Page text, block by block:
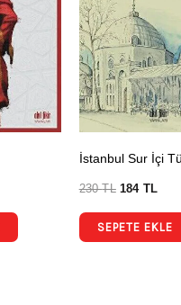
İstanbul Sur İçi
230TL 184 TL
SEPETE EKLE